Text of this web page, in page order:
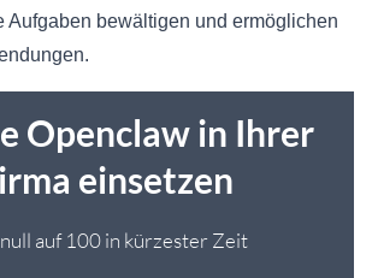
Aufgaben bewältigen und ermöglichen